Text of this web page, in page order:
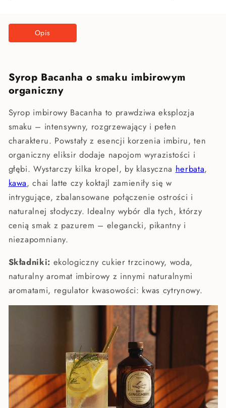
Opis
Syrop Bacanha o smaku imbirowym
organiczny
Syrop imbirowy Bacanha to prawdziwa eksplozja
smaku – intensywny, rozgrzewający i pełen
charakteru. Powstały z esencji korzenia imbiru, ten
organiczny eliksir dodaje napojom wyrazistości i
głębi. Wystarczy kilka kropel, by klasyczna herbata,
kawa, chai latte czy koktajl zamieniły się w
intrygujące, zbalansowane połączenie ostrości i
naturalnej słodyczy. Idealny wybór dla tych, którzy
cenią smak z pazurem – elegancki, pikantny i
niezapomniany.
Składniki: ekologiczny cukier trzcinowy, woda,
naturalny aromat imbirowy z innymi naturalnymi
aromatami, regulator kwasowości: kwas cytrynowy.